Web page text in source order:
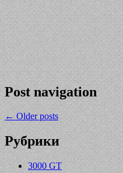
Post navigation
← Older posts
Рубрики
3000 GT